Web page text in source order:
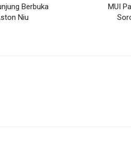
Berbuka
Niu
MUI